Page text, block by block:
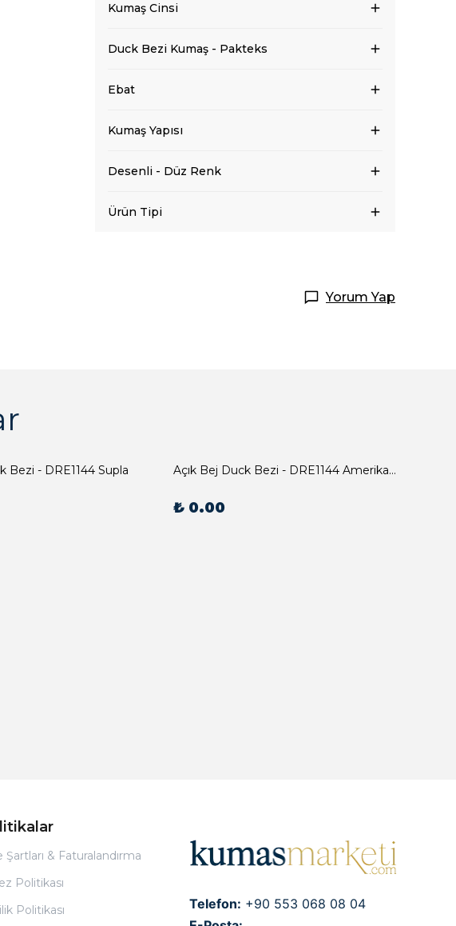
Kumaş Cinsi
Duck Bezi Kumaş - Pakteks
Ebat
Kumaş Yapısı
Desenli - Düz Renk
Ürün Tipi
Yorum Yap
Bezi - DRE1144 Supla Açık Bej Duck Bezi - DRE1144 Amerikan Servis
₺ 0.00
Şartları & Faturalandırma
Politikası
Politikası
Telefon: +90 553 068 08 04